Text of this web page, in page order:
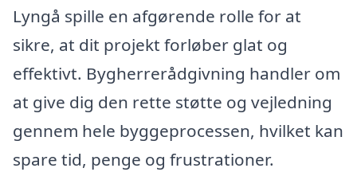
Lyngå spille en afgørende rolle for at
sikre, at dit projekt forløber glat og
effektivt. Bygherrerådgivning handler om
at give dig den rette støtte og vejledning
gennem hele byggeprocessen, hvilket kan
spare tid, penge og frustrationer.